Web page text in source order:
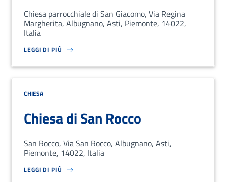
Chiesa parrocchiale di San Giacomo, Via Regina
Margherita, Albugnano, Asti, Piemonte, 14022,
Italia
LEGGI DI PIÙ
SU LOREM IPSUM DOLOR SIT AMET, CONSECTETUR ADIPISCING
CHIESA
Chiesa di San Rocco
San Rocco, Via San Rocco, Albugnano, Asti,
Piemonte, 14022, Italia
LEGGI DI PIÙ
SU LOREM IPSUM DOLOR SIT AMET, CONSECTETUR ADIPISCING